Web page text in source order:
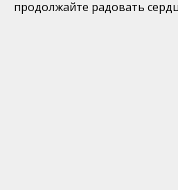
продолжайте радовать